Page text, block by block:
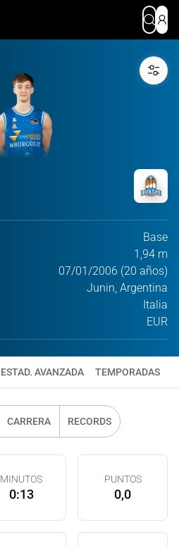
Base
1,94 m
07/01/2006 (20 años)
Junin, Argentina
Italia
EUR
ESTAD. AVANZADA TEMPORADAS
CARRERA RECORDS
MINUTOS
0:13
PUNTOS
0,0